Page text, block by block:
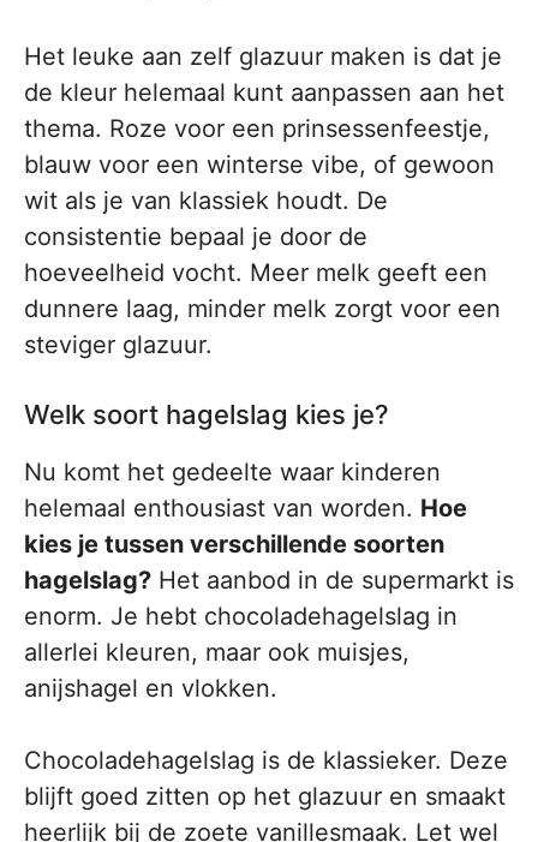
Het leuke aan zelf glazuur maken is dat je
de kleur helemaal kunt aanpassen aan het
thema. Roze voor een prinsessenfeestje,
blauw voor een winterse vibe, of gewoon
wit als je van klassiek houdt. De
consistentie bepaal je door de
hoeveelheid vocht. Meer melk geeft een
dunnere laag, minder melk zorgt voor een
steviger glazuur.
Welk soort hagelslag kies je?
Nu komt het gedeelte waar kinderen
helemaal enthousiast van worden. Hoe
kies je tussen verschillende soorten
hagelslag? Het aanbod in de supermarkt is
enorm. Je hebt chocoladehagelslag in
allerlei kleuren, maar ook muisjes,
anijshagel en vlokken.
Chocoladehagelslag is de klassieker. Deze
blijft goed zitten op het glazuur en smaakt
heerlijk bij de zoete vanillesmaak. Let wel